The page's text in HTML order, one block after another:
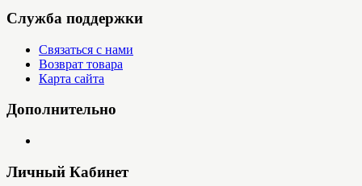
Служба поддержки
Связаться с нами
Возврат товара
Карта сайта
Дополнительно
Личный Кабинет